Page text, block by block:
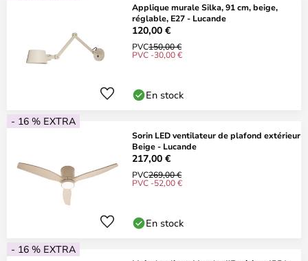
Applique murale Silka, 91 cm, beige,
réglable, E27 - Lucande
120,00 €
PVC150,00 €
PVC -30,00 €
En stock
- 16 % EXTRA
Sorin LED ventilateur de plafond extérieur
Beige - Lucande
217,00 €
PVC269,00 €
PVC -52,00 €
En stock
- 16 % EXTRA